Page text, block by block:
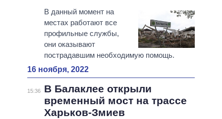
В данный момент на
местах работают все
профильные службы,
они оказывают
пострадавшим необходимую помощь.
16 ноября, 2022
15:36
В Балаклее открыли
временный мост на трассе
Харьков-Змиев